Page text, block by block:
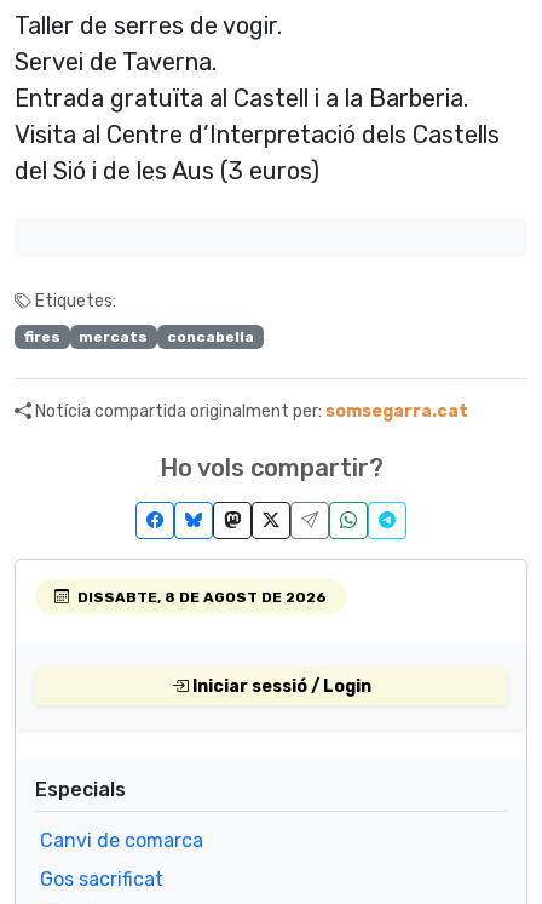
Taller de serres de vogir.
Servei de Taverna.
Entrada gratuïta al Castell i a la Barberia.
Visita al Centre d’Interpretació dels Castells
del Sió i de les Aus (3 euros)
Etiquetes:
fires mercats concabella
Notícia compartida originalment per: somsegarra.cat
Ho vols compartir?
DISSABTE, 8 DE AGOST DE 2026
Iniciar sessió / Login
Especials
Canvi de comarca
Gos sacrificat